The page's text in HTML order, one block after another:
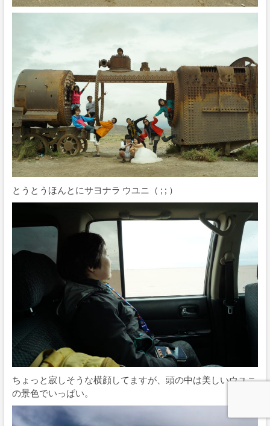
とうとうほんとにサヨナラ ウユニ（ ; ; ）
ちょっと寂しそうな横顔してますが、頭の中は美しいウユニ
の景色でいっぱい。